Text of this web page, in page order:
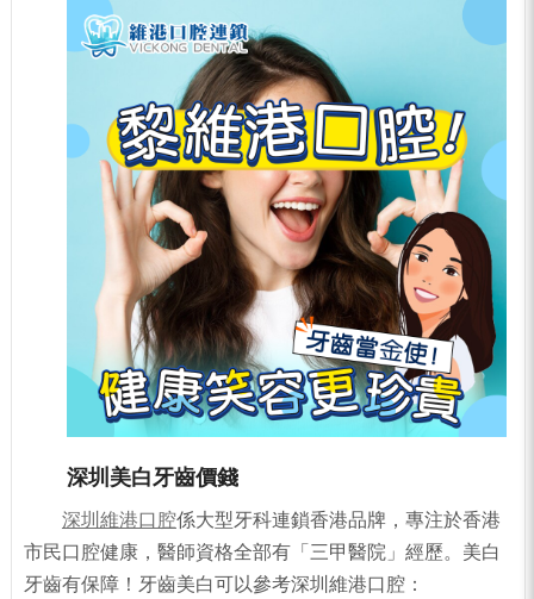
深圳美白牙齒價錢
深圳維港口腔係大型牙科連鎖香港品牌，專注於香港
市民口腔健康，醫師資格全部有「三甲醫院」經歷。美白
牙齒有保障！牙齒美白可以參考深圳維港口腔：